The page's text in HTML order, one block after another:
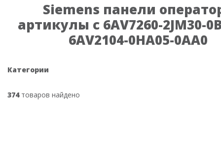
Siemens панели
артикулы с 6AV7260-2JM30-
6AV2104-0HA05-0AA0
Категории
374товаров найдено